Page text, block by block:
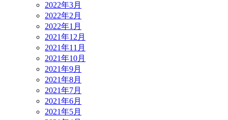
2022年3月
2022年2月
2022年1月
2021年12月
2021年11月
2021年10月
2021年9月
2021年8月
2021年7月
2021年6月
2021年5月